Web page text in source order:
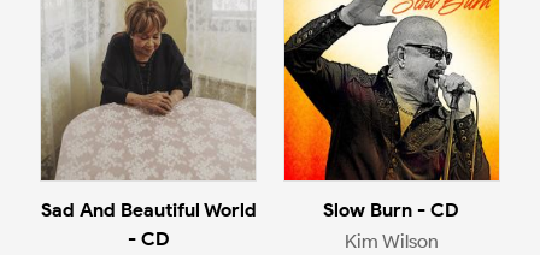
Sad And Beautiful World
- CD
Slow Burn - CD
Kim Wilson